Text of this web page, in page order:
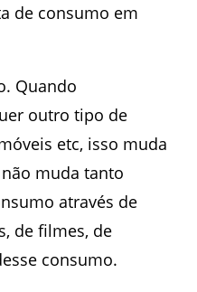
de consumo em
Quando
outro tipo de
etc, isso muda
muda tanto
através de
de filmes, de
consumo.